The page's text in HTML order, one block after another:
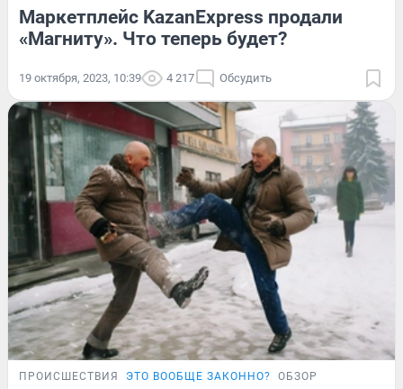
Маркетплейс KazanExpress продали
«Магниту». Что теперь будет?
19 октября, 2023, 10:39 4 217 Обсудить
ПРОИСШЕСТВИЯ ЭТО ВООБЩЕ ЗАКОННО? ОБЗОР